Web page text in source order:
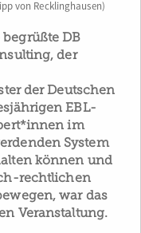
von Recklinghausen)
DB
der
der Deutschen
EBL-
im
System
können und
rechtlichen
war das
Veranstaltung.